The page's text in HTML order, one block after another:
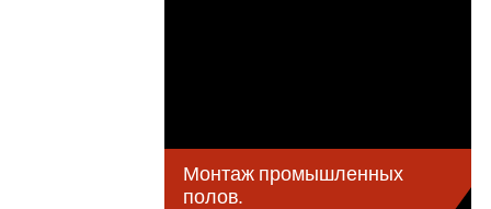
Монтаж промышленных
полов.